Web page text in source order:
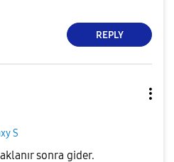
REPLY
S
sonra gider.